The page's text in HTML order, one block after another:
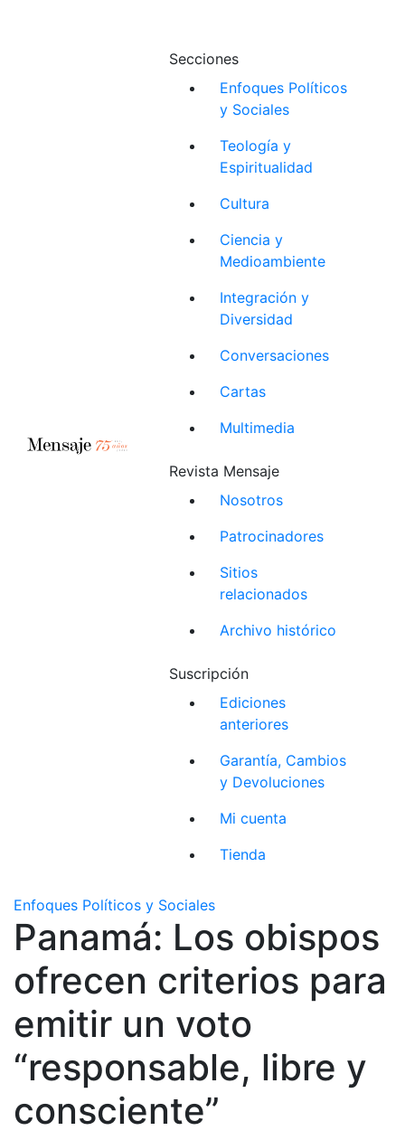
Secciones
Enfoques Políticos
y Sociales
Teología y
Espiritualidad
Cultura
Ciencia y
Medioambiente
Integración y
Diversidad
Conversaciones
Cartas
Multimedia
Revista Mensaje
Nosotros
Patrocinadores
Sitios
relacionados
Archivo histórico
Suscripción
Ediciones
anteriores
Garantía, Cambios
y Devoluciones
Mi cuenta
Tienda
Enfoques Políticos y Sociales
Panamá: Los obispos
ofrecen criterios para
emitir un voto
“responsable, libre y
consciente”